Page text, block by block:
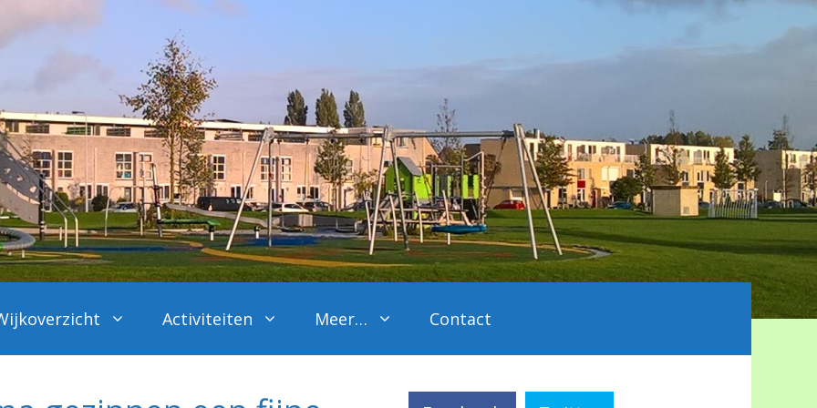
Activiteiten Meer… Contact